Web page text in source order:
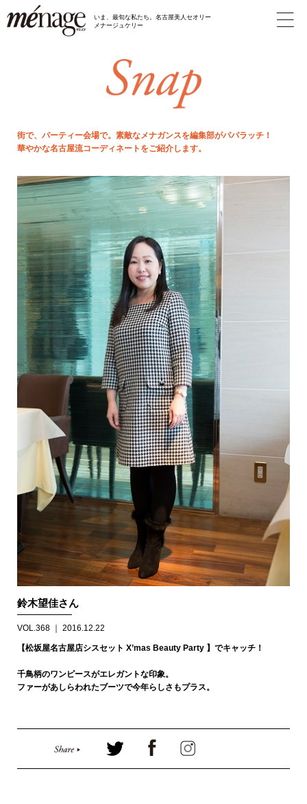
いま、最旬な私たち。名古屋美人セオリー
メナージュケリー
街で、パーティー会場で。素敵なメナガンスを編集部がパパラッチ！
華やかな名古屋流コーディネートをご紹介します。
鈴木望佳さん
VOL.368 ｜ 2016.12.22
【松坂屋名古屋店シスセット X’mas Beauty Party 】でキャッチ！
千鳥柄のワンピースがエレガントな印象。
ファーがあしらわれたブーツで今年らしさもプラス。